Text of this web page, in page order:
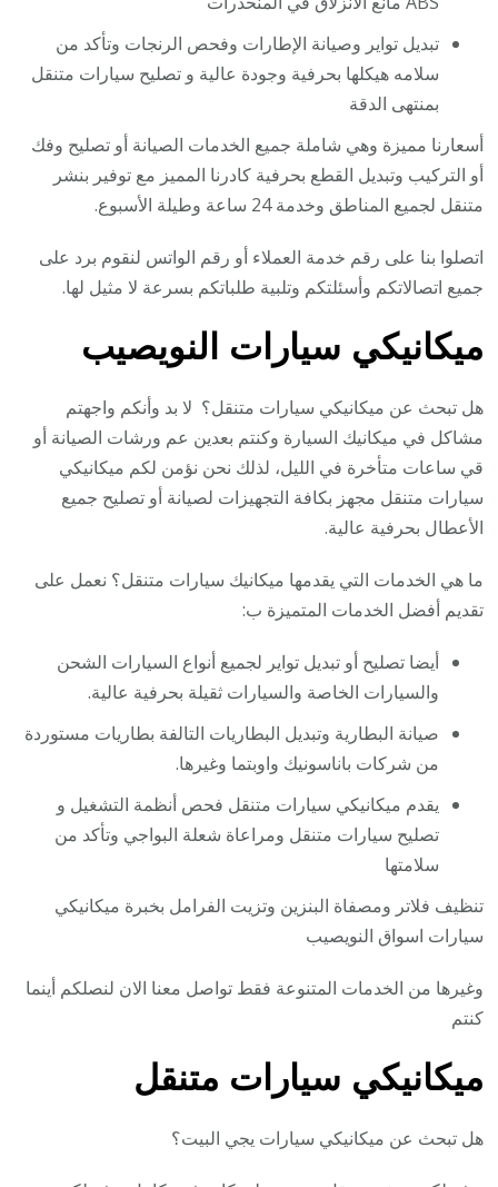
تبديل تواير وصيانة الإطارات وفحص الرنجات وتأكد من
سلامه هيكلها بحرفية وجودة عالية و تصليح سيارات متنقل
بمنتهى الدقة
أسعارنا مميزة وهي شاملة جميع الخدمات الصيانة أو تصليح وفك
أو التركيب وتبديل القطع بحرفية كادرنا المميز مع توفير بنشر
متنقل لجميع المناطق وخدمة 24 ساعة وطيلة الأسبوع.
اتصلوا بنا على رقم خدمة العملاء أو رقم الواتس لنقوم برد على
جميع اتصالاتكم وأسئلتكم وتلبية طلباتكم بسرعة لا مثيل لها.
ميكانيكي سيارات النويصيب
هل تبحث عن ميكانيكي سيارات متنقل؟ لا بد وأنكم واجهتم
مشاكل في ميكانيك السيارة وكنتم بعدين عم ورشات الصيانة أو
قي ساعات متأخرة في الليل، لذلك نحن نؤمن لكم ميكانيكي
سيارات متنقل مجهز بكافة التجهيزات لصيانة أو تصليح جميع
الأعطال بحرفية عالية.
ما هي الخدمات التي يقدمها ميكانيك سيارات متنقل؟ نعمل على
تقديم أفضل الخدمات المتميزة ب:
أيضا تصليح أو تبديل تواير لجميع أنواع السيارات الشحن
والسيارات الخاصة والسيارات ثقيلة بحرفية عالية.
صيانة البطارية وتبديل البطاريات التالفة بطاريات مستوردة
من شركات باناسونيك واوبتما وغيرها.
يقدم ميكانيكي سيارات متنقل فحص أنظمة التشغيل و
تصليح سيارات متنقل ومراعاة شعلة البواجي وتأكد من
سلامتها
تنظيف فلاتر ومصفاة البنزين وتزيت الفرامل بخبرة ميكانيكي
سيارات اسواق النويصيب
وغيرها من الخدمات المتنوعة فقط تواصل معنا الان لنصلكم أينما
كنتم
ميكانيكي سيارات متنقل
هل تبحث عن ميكانيكي سيارات يجي البيت؟